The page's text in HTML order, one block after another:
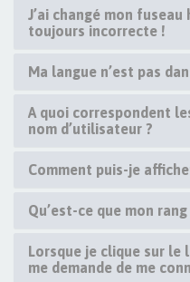
J’ai changé mon
toujours incorrecte !
Ma langue n’est pas
A quoi correspondent
nom d’utilisateur ?
Comment puis-je
Qu’est-ce que mon
Lorsque je clique sur le
me demande de me